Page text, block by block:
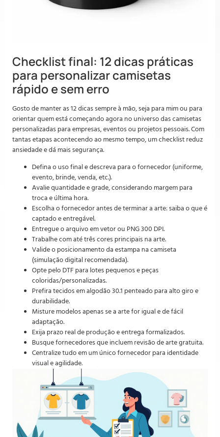
Checklist final: 12 dicas práticas
para personalizar camisetas
rápido e sem erro
Gosto de manter as 12 dicas sempre à mão, seja para mim ou para
orientar quem está começando agora no universo das camisetas
personalizadas para empresas, eventos ou projetos pessoais. Com
tantas etapas acontecendo ao mesmo tempo, um checklist reduz
ansiedade e dá mais segurança.
Defina o uso final e descreva para o fornecedor (uniforme,
evento, brinde, venda, etc.).
Avalie quantidade e grade, considerando margem para
troca e última hora.
Escolha o fornecedor antes de terminar a arte: saiba o que é
captado e entregável.
Entregue o arquivo em vetor ou PNG 300 DPI.
Trabalhe com até três cores principais na arte.
Valide o posicionamento da estampa na camiseta
(simulação digital recomendada).
Opte pelo DTF para lotes pequenos e peças
coloridas/personalizadas.
Prefira tecidos em algodão 30.1 penteado para alto giro e
durabilidade.
Misture modelos apenas se a arte for igual e de fácil
adaptação.
Exija prazo real de produção e entrega formalizados.
Busque fornecedores que incluem revisão de arte gratuita.
Centralize tudo em um único fornecedor para identidade
visual e agilidade.